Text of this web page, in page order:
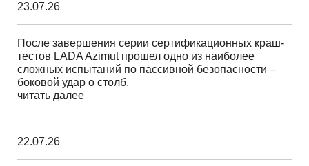
23.07.26
После завершения серии сертификационных краш-
тестов LADA Azimut прошел одно из наиболее
сложных испытаний по пассивной безопасности –
боковой удар о столб.
читать далее
22.07.26